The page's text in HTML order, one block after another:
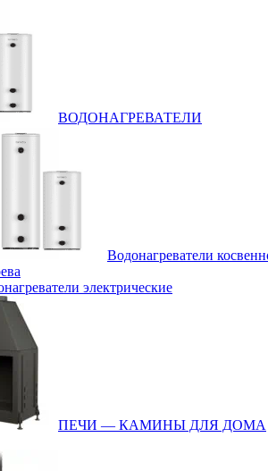
ВОДОНАГРЕВАТЕЛИ
Водонагреватели
электрические
ПЕЧИ — КАМИНЫ ДЛЯ ДОМА